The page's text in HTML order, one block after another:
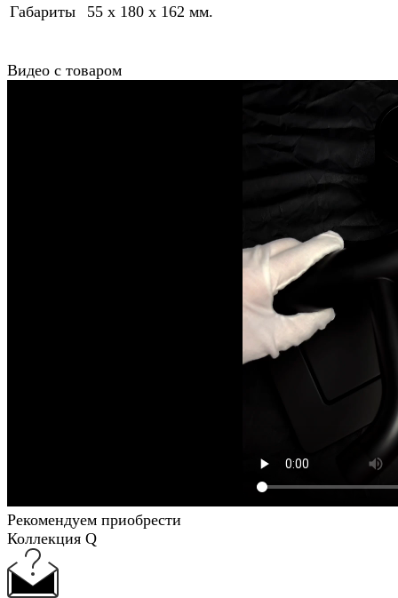
Габариты
55 x 180 x 162 мм.
Видео с товаром
Рекомендуем приобрести
Коллекция Q